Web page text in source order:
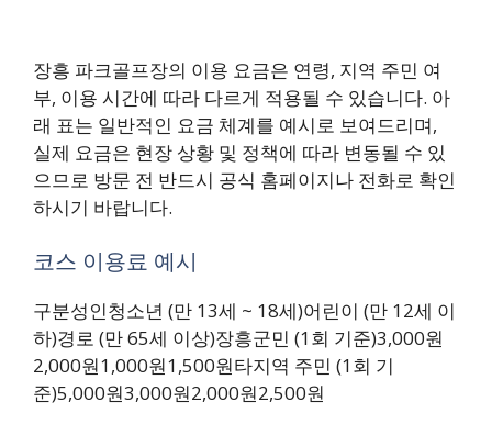
장흥 파크골프장의 이용 요금은 연령, 지역 주민 여
부, 이용 시간에 따라 다르게 적용될 수 있습니다. 아
래 표는 일반적인 요금 체계를 예시로 보여드리며,
실제 요금은 현장 상황 및 정책에 따라 변동될 수 있
으므로 방문 전 반드시 공식 홈페이지나 전화로 확인
하시기 바랍니다.
코스 이용료 예시
구분성인청소년 (만 13세 ~ 18세)어린이 (만 12세 이
하)경로 (만 65세 이상)장흥군민 (1회 기준)3,000원
2,000원1,000원1,500원타지역 주민 (1회 기
준)5,000원3,000원2,000원2,500원